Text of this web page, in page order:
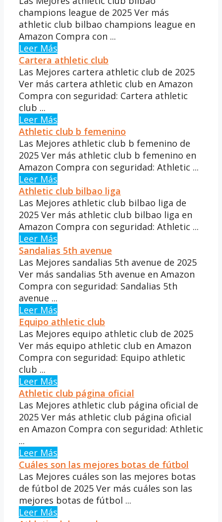
champions league de 2025 Ver más
athletic club bilbao champions league en
Amazon Compra con ...
Leer Más
Cartera athletic club
Las Mejores cartera athletic club de 2025
Ver más cartera athletic club en Amazon
Compra con seguridad: Cartera athletic
club ...
Leer Más
Athletic club b femenino
Las Mejores athletic club b femenino de
2025 Ver más athletic club b femenino en
Amazon Compra con seguridad: Athletic ...
Leer Más
Athletic club bilbao liga
Las Mejores athletic club bilbao liga de
2025 Ver más athletic club bilbao liga en
Amazon Compra con seguridad: Athletic ...
Leer Más
Sandalias 5th avenue
Las Mejores sandalias 5th avenue de 2025
Ver más sandalias 5th avenue en Amazon
Compra con seguridad: Sandalias 5th
avenue ...
Leer Más
Equipo athletic club
Las Mejores equipo athletic club de 2025
Ver más equipo athletic club en Amazon
Compra con seguridad: Equipo athletic
club ...
Leer Más
Athletic club página oficial
Las Mejores athletic club página oficial de
2025 Ver más athletic club página oficial
en Amazon Compra con seguridad: Athletic
...
Leer Más
Cuáles son las mejores botas de fútbol
Las Mejores cuáles son las mejores botas
de fútbol de 2025 Ver más cuáles son las
mejores botas de fútbol ...
Leer Más